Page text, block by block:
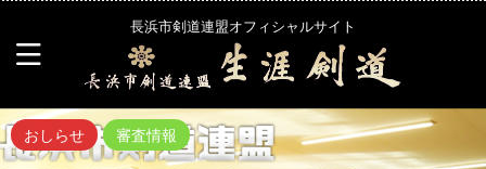
長浜市剣道連盟オフィシャルサイト
おしらせ 審査情報